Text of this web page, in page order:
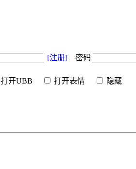
[注册] 密码
打开UBB 打开表情 隐